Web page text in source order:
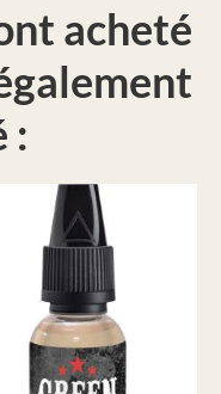
acheté
: